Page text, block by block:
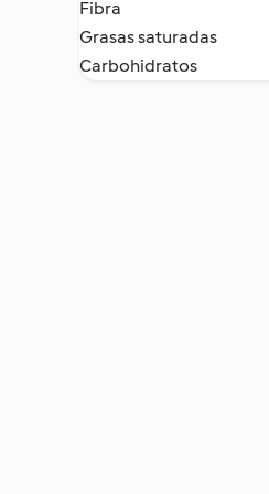
Fibra
Grasas saturadas
Carbohidratos